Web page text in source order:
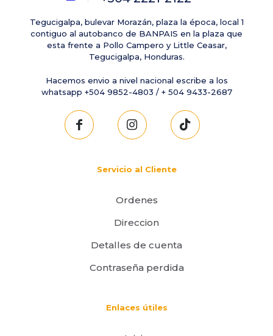
navegador para la próxima vez que comente.
Tegucigalpa, bulevar Morazán, plaza la época, local 1
contiguo al autobanco de BANPAIS en la plaza que
esta frente a Pollo Campero y Little Ceasar,
Tegucigalpa, Honduras.
Hacemos envio a nivel nacional escribe a los
whatsapp +504 9852-4803 / + 504 9433-2687
Servicio al Cliente
Ordenes
Direccion
Detalles de cuenta
Contraseña perdida
Enlaces útiles